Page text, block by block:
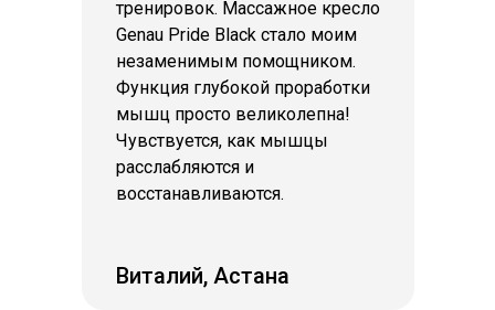
тренировок. Массажное кресло
Genau Pride Black стало моим
незаменимым помощником.
Функция глубокой проработки
мышц просто великолепна!
Чувствуется, как мышцы
расслабляются и
восстанавливаются.
Виталий, Астана